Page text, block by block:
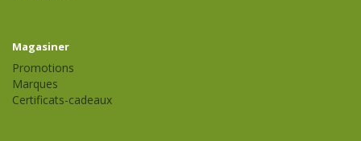
Magasiner
Promotions
Marques
Certificats-cadeaux